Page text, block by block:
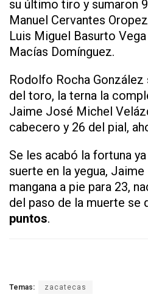
su último tiro y sumaron
Manuel Cervantes
Luis Miguel Basurto
Macías Domínguez.
Rodolfo Rocha
del toro, la terna la
Jaime José Michel
cabecero y 26 del pial,
Se les acabó la fortuna
suerte en la yegua,
mangana a pie para 23,
del paso de la muerte se
puntos.
Temas: zacatecas